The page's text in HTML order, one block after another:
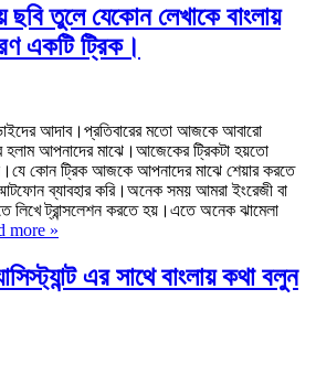
ছবি তুলে যেকোন লেখাকে বাংলায়
একটি ট্রিক।
আদাব।প্রতিবারের মতো আজকে আবারো
হলাম আপনাদের মাঝে।আজেকের ট্রিকটা হয়তো
কোন ট্রিক আজকে আপনাদের মাঝে শেয়ার করতে
ব্যাবহার করি।অনেক সময় আমরা ইংরেজী বা
লিখে ট্রান্সলেশন করতে হয়।এতে অনেক ঝামেলা
more »
এর সাথে বাংলায় কথা বলুন